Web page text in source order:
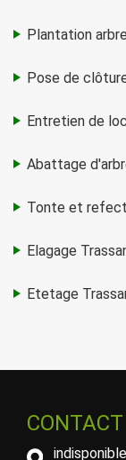
Plantation
Pose de
Entretien de
Abattage
Tonte et
Elagage
Etetage
CONTACT
indisponible